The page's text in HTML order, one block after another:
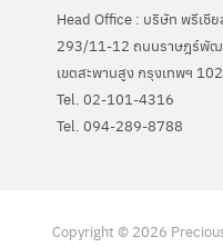
Head Office : บริษัท พรีเชี
293/11-12 ถนนราษฎร์พั
เขตสะพานสูง กรุงเทพฯ
Tel. 02-101-4316
Tel. ‭094-289-8788‬
Copyright © 2026